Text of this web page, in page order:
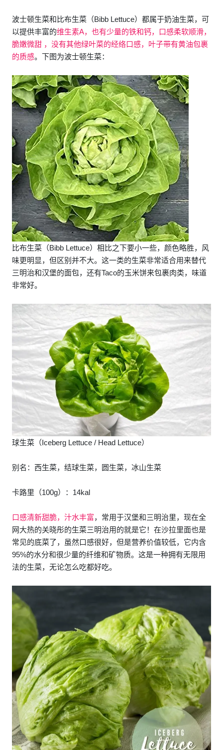
波士顿生菜和比布生菜（Bibb Lettuce）都属于奶油生菜，可
以提供丰富的维生素A，也有少量的铁和钙，口感柔软顺滑，
脆嫩微甜 ，没有其他绿叶菜的经络口感，叶子带有黄油包裹
的质感。下图为波士顿生菜：
比布生菜（Bibb Lettuce）相比之下要小一些，颜色略胜，风
味更明显，但区别并不大。这一类的生菜非常适合用来替代
三明治和汉堡的面包，还有Taco的玉米饼来包裹肉类，味道
非常好。
球生菜（Iceberg Lettuce / Head Lettuce）
别名：西生菜，结球生菜，圆生菜，冰山生菜
卡路里（100g）：14kal
口感清新甜脆，汁水丰富，常用于汉堡和三明治里，现在全
网大热的关晓彤的生菜三明治用的就是它！在沙拉里面也是
常见的底菜了，虽然口感很好，但是营养价值较低，它内含
95%的水分和很少量的纤维和矿物质。这是一种拥有无限用
法的生菜，无论怎么吃都好吃。